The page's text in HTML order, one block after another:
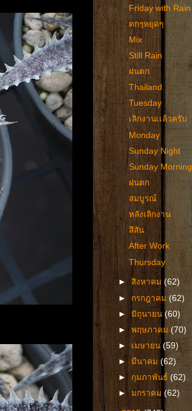
Friday with Rain
ตกๆหยุดๆ
Mix
Still Rain
ฝนตก
Thailand
Tuesday
เลิกงานเเล้วครับ
Monday
Sunday Night
Sunday Morning
ฝนตก
สมบูรณ์
หลังเลิกงาน
สีสัน
After Work
Thursday
►สิงหาคม(62)
► กรกฎาคม(62)
►มิถุนายน(60)
►พฤษภาคม(70)
► เมษายน(59)
►มีนาคม(62)
► กุมภาพันธ์(62)
►มกราคม(62)